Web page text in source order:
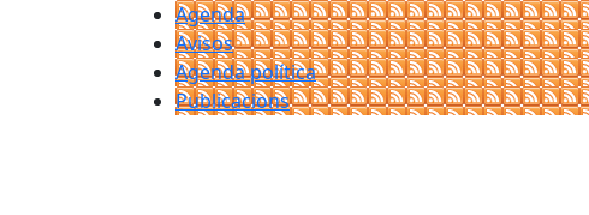
Agenda
Avisos
Agenda política
Publicacions